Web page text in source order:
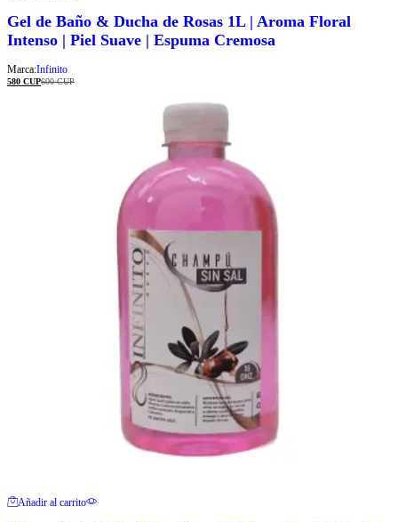
Gel de Baño & Ducha de Rosas 1L | Aroma Floral
Intenso | Piel Suave | Espuma Cremosa
Marca:Infinito
580 CUP600CUP
Añadir al carrito